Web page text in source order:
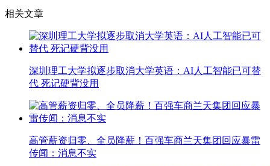
相关文章
深圳理工大学拟逐步取消大学英语：AI人工智能已可替
代 死记硬背没用
高管薪资归零、全员降薪！百强车商兰天集团回应暴雷
传闻：消息不实